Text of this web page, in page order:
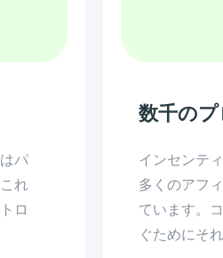
パ
れ
ロ
数千の
インセンテ
多くのアフ
ています。
ぐためにそ